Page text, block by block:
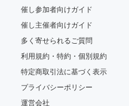
催し参加者向けガイド
催し主催者向けガイド
多く寄せられるご質問
利用規約・特約・個別規約
特定商取引法に基づく表示
プライバシーポリシー
運営会社